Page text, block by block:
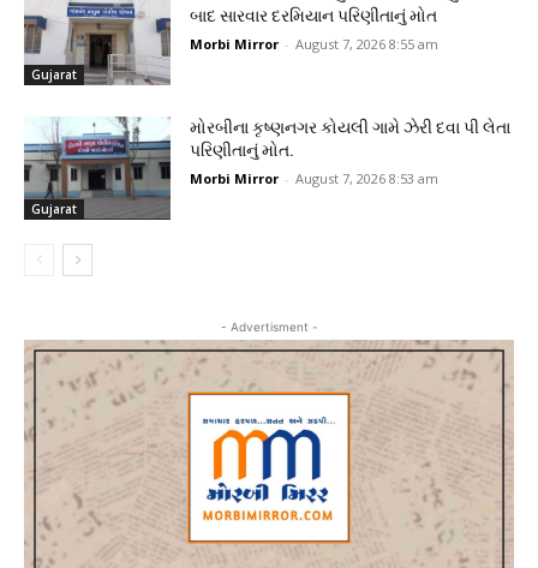
Gujarat
બાદ સારવાર દરમિયાન પરિણીતાનું મોત
Morbi Mirror - August 7, 2026 8:55 am
Gujarat
મોરબીના કૃષ્ણનગર કોયલી ગામે ઝેરી દવા પી લેતા
પરિણીતાનું મોત.
Morbi Mirror - August 7, 2026 8:53 am
- Advertisment -